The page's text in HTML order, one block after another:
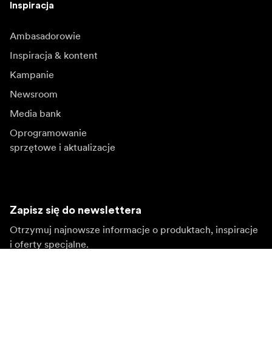
Inspiracja
Ambasadorowie
Inspiracja & kontent
Kampanie
Newsroom
Media bank
Oprogramowanie
sprzętowe i aktualizacje
Zapisz się do newslettera
Otrzymuj najnowsze informacje o produktach, inspiracje
i oferty specjalne.